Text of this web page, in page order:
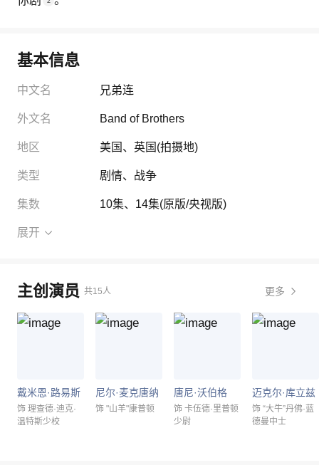
基本信息
中文名 兄弟连
外文名 Band of Brothers
地区 美国、英国 (拍摄地)
类型 剧情、 战争
集数 10集、 14集(原版/央视版)
展开
主创演员 共15人 更多
戴米恩·路易斯
饰 理查德·迪克·
温特斯少校
尼尔·麦克唐纳
饰 "山羊"康普顿
唐尼·沃伯格
饰 卡伍德·里普顿
少尉
迈克尔·库立兹
饰 “大牛”丹佛·蓝
德曼中士